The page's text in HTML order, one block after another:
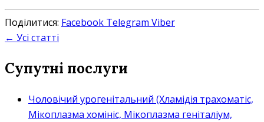
Поділитися: Facebook Telegram Viber
← Усі статті
Супутні послуги
Чоловічий урогенітальний (Хламідія трахоматіс,
Мікоплазма хомініс, Мікоплазма геніталіум,